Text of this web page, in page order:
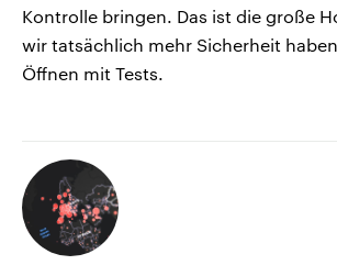
Kontrolle bringen. Das ist die große
wir tatsächlich mehr Sicherheit
Öffnen mit Tests.